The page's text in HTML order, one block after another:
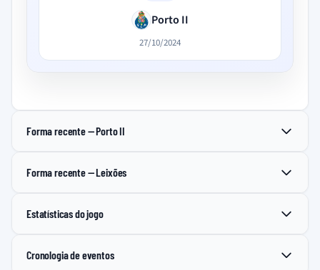
Porto II
27/10/2024
Forma recente — Porto II
Forma recente — Leixões
Estatísticas do jogo
Cronologia de eventos